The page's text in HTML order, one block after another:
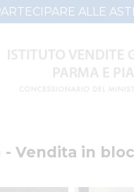
ALLE
- Vendita in